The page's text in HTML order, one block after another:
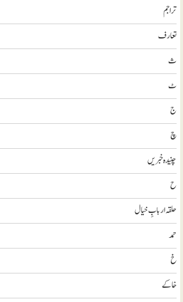
تراجم
تعارف
ث
ٹ
ج
چ
چنیدہ خبریں
ح
حلقہ اربابِ خیال
حمد
خ
خاکے